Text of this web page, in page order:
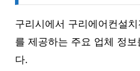
구리시에서 구리에어컨설
를 제공하는 주요 업체 정보
다.